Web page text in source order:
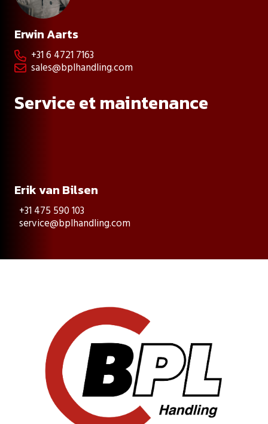
Erwin Aarts
 +31 6 4721 7163
 sales@bplhandling.com
Service et maintenance
Erik van Bilsen
+31 475 590 103
service@bplhandling.com